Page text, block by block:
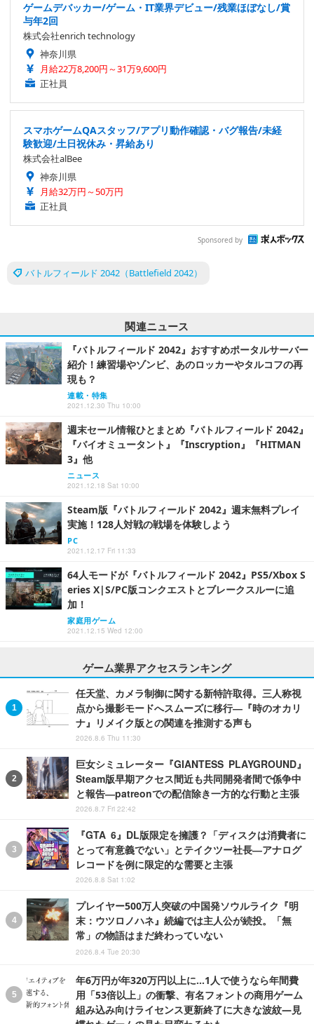
ゲームデバッカー/ゲーム・IT業界デビュー/残業ほぼなし/賞
与年2回
株式会社enrich technology
神奈川県
月給22万8,200円～31万9,600円
正社員
スマホゲームQAスタッフ/アプリ動作確認・バグ報告/未経
験歓迎/土日祝休み・昇給あり
株式会社alBee
神奈川県
月給32万円～50万円
正社員
Sponsored by
バトルフィールド 2042（Battlefield 2042）
関連ニュース
『バトルフィールド 2042』おすすめポータルサーバー
紹介！練習場やゾンビ、あのロッカーやタルコフの再
現も？
連載・特集
2021.12.30 Thu 10:00
週末セール情報ひとまとめ『バトルフィールド 2042』
『バイオミュータント』『Inscryption』『HITMAN
3』他
ニュース
2021.12.18 Sat 10:00
Steam版『バトルフィールド 2042』週末無料プレイ
実施！128人対戦の戦場を体験しよう
PC
2021.12.17 Fri 11:33
64人モードが『バトルフィールド 2042』PS5/Xbox S
eries X|S/PC版コンクエストとブレークスルーに追
加！
家庭用ゲーム
2021.12.15 Wed 12:00
ゲーム業界アクセスランキング
任天堂、カメラ制御に関する新特許取得。三人称視
点から撮影モードへスムーズに移行―『時のオカリ
ナ』リメイク版との関連を推測する声も
2026.8.6 Thu 11:30
巨女シミュレーター『GIANTESS PLAYGROUND』
Steam版早期アクセス間近も共同開発者間で係争中
と報告―patreonでの配信除き一方的な行動と主張
2026.8.7 Fri 22:42
『GTA 6』DL版限定を擁護？「ディスクは消費者に
とって有意義でない」とテイクツー社長―アナログ
レコードを例に限定的な需要と主張
2026.8.8 Sat 1:02
プレイヤー500万人突破の中国発ソウルライク『明
末：ウツロノハネ』続編では主人公が続投。「無
常」の物語はまだ終わっていない
2026.8.4 Tue 20:30
年6万円が年320万円以上に…1人で使うなら年間費
用「53倍以上」の衝撃、有名フォントの商用ゲーム
組み込み向けライセンス更新終了に大きな波紋―見